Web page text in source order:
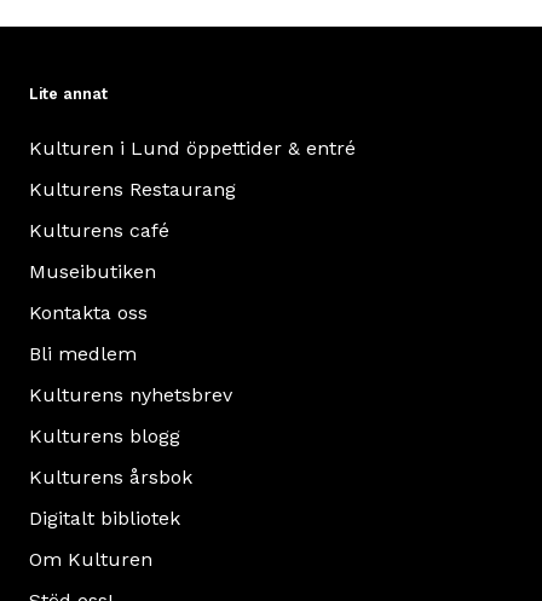
Lite annat
Kulturen i Lund öppettider & entré
Kulturens Restaurang
Kulturens café
Museibutiken
Kontakta oss
Bli medlem
Kulturens nyhetsbrev
Kulturens blogg
Kulturens årsbok
Digitalt bibliotek
Om Kulturen